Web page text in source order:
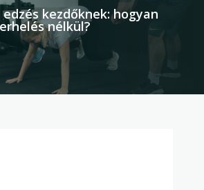
kezdőknek: hogyan
nélkül?